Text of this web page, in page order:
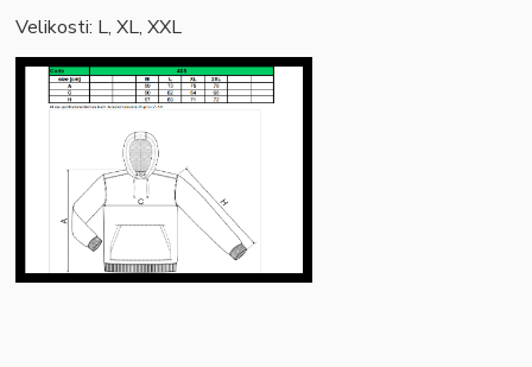
Velikosti: L, XL, XXL